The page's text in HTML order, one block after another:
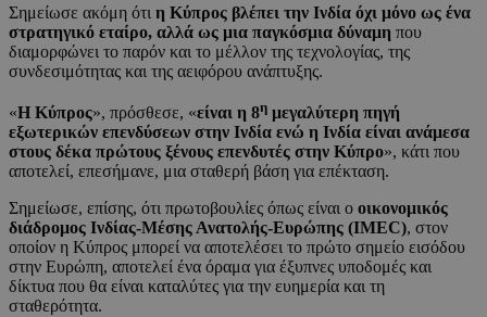
Σημείωσε ακόμη ότι η Κύπρος βλέπει την Ινδία όχι μόνο ως ένα
στρατηγικό εταίρο, αλλά ως μια παγκόσμια δύναμη που
διαμορφώνει το παρόν και το μέλλον της τεχνολογίας, της
συνδεσιμότητας και της αειφόρου ανάπτυξης.
«Η Κύπρος», πρόσθεσε, «είναι η 8η μεγαλύτερη πηγή
εξωτερικών επενδύσεων στην Ινδία ενώ η Ινδία είναι ανάμεσα
στους δέκα πρώτους ξένους επενδυτές στην Κύπρο», κάτι που
αποτελεί, επεσήμανε, μια σταθερή βάση για επέκταση.
Σημείωσε, επίσης, ότι πρωτοβουλίες όπως είναι ο οικονομικός
διάδρομος Ινδίας-Μέσης Ανατολής-Ευρώπης (IMEC), στον
οποίον η Κύπρος μπορεί να αποτελέσει το πρώτο σημείο εισόδου
στην Ευρώπη, αποτελεί ένα όραμα για έξυπνες υποδομές και
δίκτυα που θα είναι καταλύτες για την ευημερία και τη
σταθερότητα.